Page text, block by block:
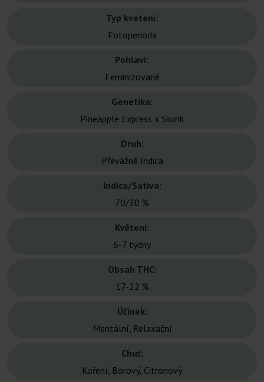
Typ kvetení:
Fotoperioda
Pohlaví:
Feminizované
Genetika:
Pineapple Express x Skunk
Druh:
Převážně Indica
Indica/Sativa:
70/30 %
Květení:
6-7 týdny
Obsah THC:
17-22 %
Účinek:
Mentální, Relaxační
Chuť:
Koření, Borový, Citronový